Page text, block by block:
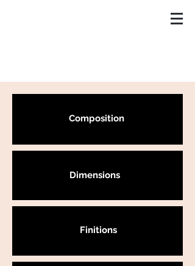
Composition
Dimensions
Finitions